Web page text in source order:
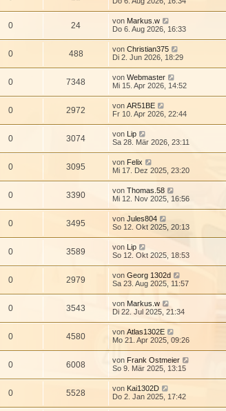
0 24 von Markus.w
Do 6. Aug 2026, 16:33
0 488 von Christian375
Di 2. Jun 2026, 18:29
0 7348 von Webmaster
Mi 15. Apr 2026, 14:52
0 2972 von AR51BE
Fr 10. Apr 2026, 22:44
0 3074 von Lip
Sa 28. Mär 2026, 23:11
0 3095 von Felix
Mi 17. Dez 2025, 23:20
0 3390 von Thomas.58
Mi 12. Nov 2025, 16:56
0 3495 von Jules804
So 12. Okt 2025, 20:13
0 3589 von Lip
So 12. Okt 2025, 18:53
0 2979 von Georg 1302d
Sa 23. Aug 2025, 11:57
0 3543 von Markus.w
Di 22. Jul 2025, 21:34
0 4580 von Atlas1302E
Mo 21. Apr 2025, 09:26
0 6008 von Frank Ostmeier
So 9. Mär 2025, 13:15
0 5528 von Kai1302D
Do 2. Jan 2025, 17:42